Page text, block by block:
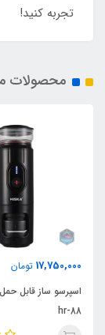
تجربه کنید!
محصولات
17,750,000 تومان
اسپرسو ساز قابل
hr-88